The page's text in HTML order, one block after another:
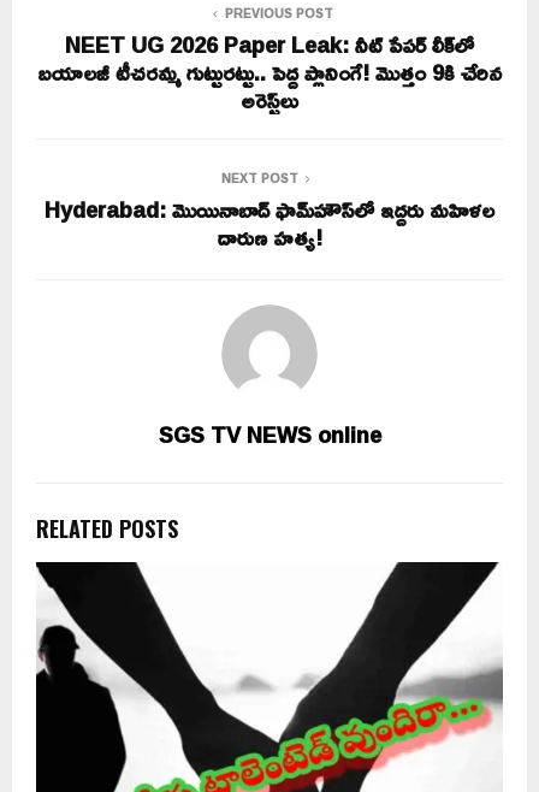
PREVIOUS POST
NEET UG 2026 Paper Leak: నీట్ పేపర్‌ లీక్‌లో
బయాలజీ టీచరమ్మ గుట్టురట్టు.. పెద్ద ప్లానింగే! మొత్తం 9కి చేరిన
అరెస్ట్‌లు
NEXT POST
Hyderabad: మొయినాబాద్‌ ఫామ్‌హౌస్‌లో ఇద్దరు మహిళల
దారుణ హత్య!
SGS TV NEWS online
RELATED POSTS